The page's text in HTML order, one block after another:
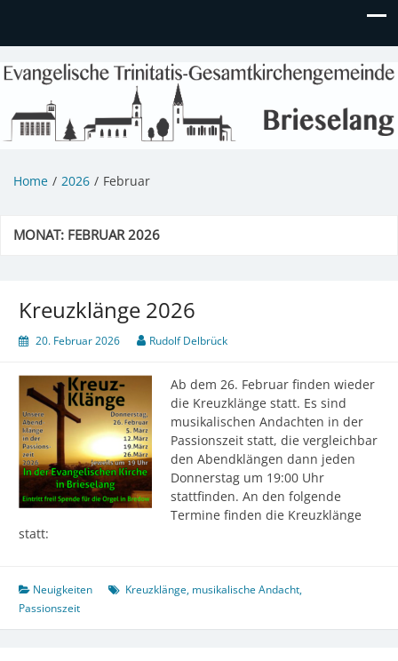
Evangelische Kirchengemeinde
Brieselang
Informationen zu Veranstaltungen, Gemeindeleben und
unserem Kindergarten
Home 2026 Februar
MONAT: FEBRUAR 2026
Kreuzklänge 2026
20. Februar 2026 Rudolf Delbrück
Ab dem 26. Februar finden wieder
die Kreuzklänge statt. Es sind
musikalischen Andachten in der
Passionszeit statt, die vergleichbar
den Abendklängen dann jeden
Donnerstag um 19:00 Uhr
stattfinden. An den folgende
Termine finden die Kreuzklänge
statt:
Neuigkeiten Kreuzklänge, musikalische Andacht,
Passionszeit